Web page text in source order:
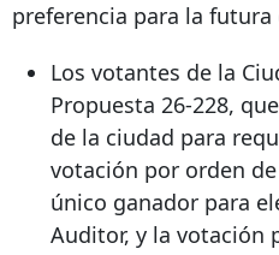
preferencia para la futura
Los votantes de la
Propuesta 26-228,
de la ciudad para
votación por orden
único ganador para
Auditor, y la votación